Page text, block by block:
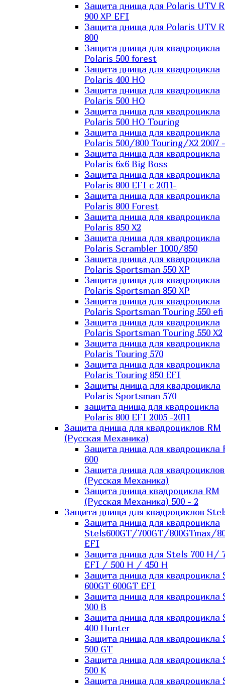
Защита днища для Polaris UTV
900 XP EFI
Защита днища для Polaris UTV
800
Защита днища для квадроцикла
Polaris 500 forest
Защита днища для квадроцикла
Polaris 400 HO
Защита днища для квадроцикла
Polaris 500 HO
Защита днища для квадроцикла
Polaris 500 HO Touring
Защита днища для квадроцикла
Polaris 500/800 Touring/X2 2007 -
Защита днища для квадроцикла
Polaris 6х6 Big Boss
Защита днища для квадроцикла
Polaris 800 EFI с 2011-
Защита днища для квадроцикла
Polaris 800 Forest
Защита днища для квадроцикла
Polaris 850 X2
Защита днища для квадроцикла
Polaris Scrambler 1000/850
Защита днища для квадроцикла
Polaris Sportsman 550 XP
Защита днища для квадроцикла
Polaris Sportsman 850 XP
Защита днища для квадроцикла
Polaris Sportsman Touring 550 efi
Защита днища для квадроцикла
Polaris Sportsman Touring 550 X2
Защита днища для квадроцикла
Polaris Touring 570
Защита днища для квадроцикла
Polaris Touring 850 EFI
Защиты днища для квадроцикла
Polaris Sportsman 570
защита днища для квадроцикла
Polaris 800 EFI 2005 -2011
Защита днища для квадроциклов RM
(Русская Механика)
Защита днища для квадроцикла
600
Защита днища для
(Русская Механика)
Защита днища квадроцикла RM
(Русская Механика) 500 - 2
Защита днища для квадроциклов
Защита днища для квадроцикла
Stels600GT/700GT/800GTmax/
EFI
Защита днища для Stels 700 H/
EFI / 500 H / 450 H
Защита днища для квадроцикла
600GT 600GT EFI
Защита днища для квадроцикла
300 B
Защита днища для квадроцикла
400 Hunter
Защита днища для квадроцикла
500 GT
Защита днища для квадроцикла
500 K
Защита днища для квадроцикла